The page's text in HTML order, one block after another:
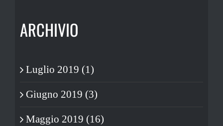
ARCHIVIO
Luglio 2019 (1)
Giugno 2019 (3)
Maggio 2019 (16)